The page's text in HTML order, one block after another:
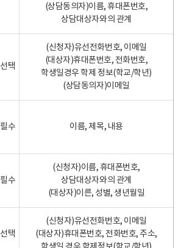
(상담동의자)이름, 휴대폰번호,
상담대상자와의 관계
선택
(신청자)유선전화번호, 이메일
(대상자)휴대폰번호, 전화번호,
학생일경우 학제 정보(학교/학년)
(상담동의자)이메일
필수 이름, 제목, 내용
필수
(신청자)이름, 휴대폰번호,
상담대상자와의 관계
(대상자)이른, 성별, 생년월일
선택
(신청자)유선전화번호, 이메일
(대상자)휴대폰번호, 전화번호, 주소,